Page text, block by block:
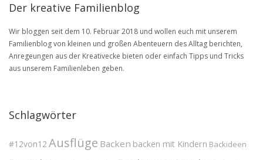
Der kreative Familienblog
Wir bloggen seit dem 10. Februar 2018 und wollen euch mit unserem
Familienblog von kleinen und großen Abenteuern des Alltag berichten,
Anregeungen aus der Kreativecke bieten oder einfach Tipps und Tricks
aus unserem Familienleben geben.
Schlagwörter
#12von12 Ausflüge Backen backen mit Kindern Backideen